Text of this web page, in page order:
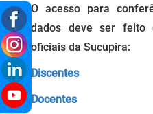
O acesso para
dados deve ser feito
oficiais da Sucupira:
Discentes
Docentes